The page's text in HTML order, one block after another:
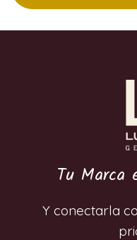
Tu Marca
Y conectarla